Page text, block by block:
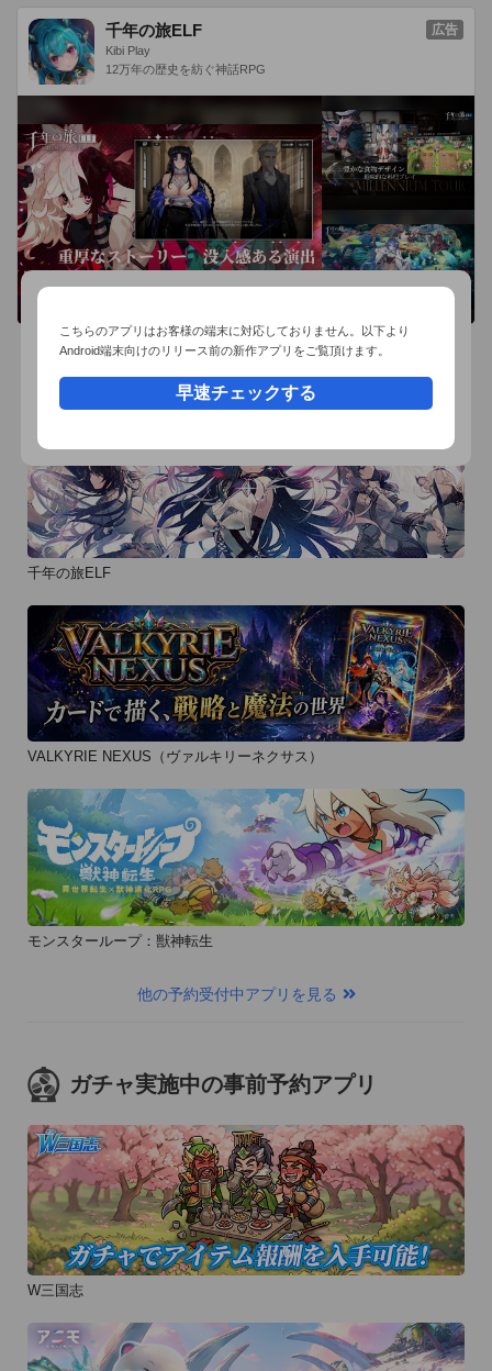
◇魅力的な登場人物
クールな院長の息子、一途な初恋の幼馴染、腹黒な外科医…
復讐を固く誓ったあなたの心を揺るがすのは誰？
--------------------------
～復讐のキスをあなたに～
※プロローグと各キャラ1話を無料でプレイできます。
※本編16話は￥480でプレイできます。
（アナザーストーリーは本編8話以降の分岐ストーリーです）
※本アプリは1話終了ごとに進行状況が自動セーブされます。
◇遊び方
１．アプリを起動して「ストーリーを読む」を押す
３．ストーリーを読み進めながら、選択肢を選んで、イケメン
との距離を縮めていきます
４．本編のエンディングは全部で2種類！ハッピーエンドを迎
えられるかは、アナタの選択肢次第！
５．イケメンとの恋はまだまだ終わらない！
◇おすすめユーザー
恋愛ドラマアプリ「復讐のキスをあなたに」は、こんなアナタ
にピッタリ
・映画やドラマは恋愛ものが好き
・イケメンには目がない
◇アプリ提供会社ボルテージについて
株式会社ボルテージは女性向けストーリー型
モバイルコンテンツ「恋愛ドラマアプリ」を提供している会社
です。
好みの相手と理想の恋愛ストーリーを体験することができま
ご質問、不具合報告はfkshu_app@inq.voltage.co.jpへご連絡を
お願い致します。
レビュー欄のコメントに対して返信が出来ませんので、ご協力
の程、宜しくお願い致します。
--------------------------
iPhone4、iPad（第2世代～）、iPad mini、iPod touch第5世代
～
千年の旅ELF
Kibi Play
12万年の歴史を紡ぐ神話RPG
広告
おすすめ事前予約アプリ
千年の旅ELF
VALKYRIE NEXUS（ヴァルキリーネクサス）
モンスターループ：獣神転生
他の予約受付中アプリを見る
ガチャ実施中の事前予約アプリ
W三国志
こちらのアプリはお客様の端末に対応しておりません。以下より
Android端末向けのリリース前の新作アプリをご覧頂けます。
早速チェックする